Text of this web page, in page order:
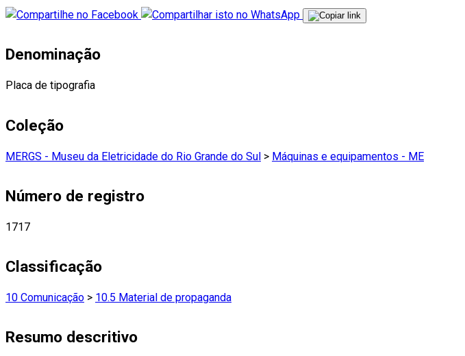
Denominação
Placa de tipografia
Coleção
MERGS - Museu da Eletricidade do Rio Grande do Sul > Máquinas e equipamentos - ME
Número de registro
1717
Classificação
10 Comunicação > 10.5 Material de propaganda
Resumo descritivo